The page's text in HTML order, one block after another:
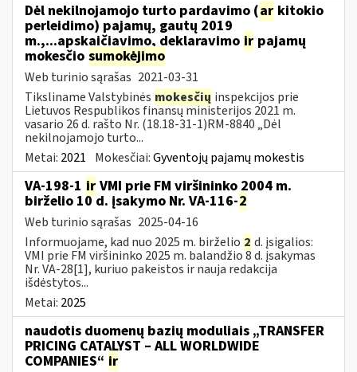
Dėl nekilnojamojo turto pardavimo (ar kitokio
perleidimo) pajamų, gautų 2019
m.,...apskaičiavimo, deklaravimo ir pajamų
mokesčio sumokėjimo
Web turinio sąrašas 2021-03-31
Tiksliname Valstybinės mokesčių inspekcijos prie
Lietuvos Respublikos finansų ministerijos 2021 m.
vasario 26 d. rašto Nr. (18.18-31-1)RM-8840 „Dėl
nekilnojamojo turto...
Metai: 2021 Mokesčiai:Gyventojų pajamų mokestis
VA-198-1 ir VMI prie FM viršininko 2004 m.
birželio 10 d. įsakymo Nr. VA-116-2
Web turinio sąrašas 2025-04-16
Informuojame, kad nuo 2025 m. birželio 2 d. įsigalios:
VMI prie FM viršininko 2025 m. balandžio 8 d. įsakymas
Nr. VA-28[1], kuriuo pakeistos ir nauja redakcija
išdėstytos...
Metai: 2025
naudotis duomenų bazių moduliais „TRANSFER
PRICING CATALYST – ALL WORLDWIDE
COMPANIES“ ir